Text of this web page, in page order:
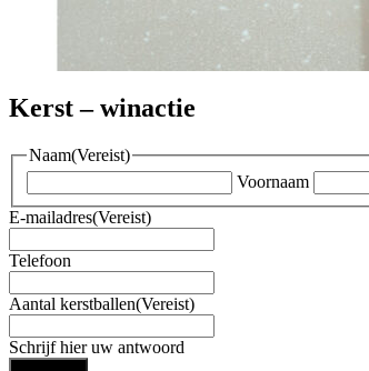
Kerst – winactie
Naam(Vereist)
Voornaam
E-mailadres(Vereist)
Telefoon
Aantal kerstballen(Vereist)
Schrijf hier uw antwoord